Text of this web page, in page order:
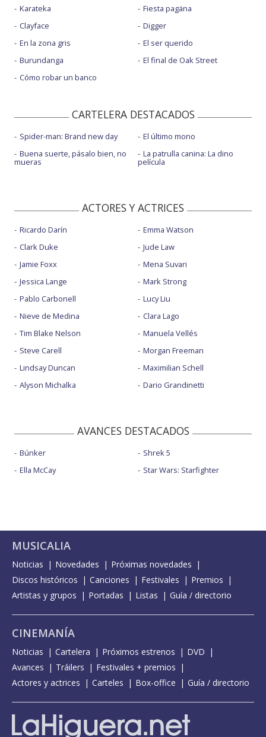
Karateka
Clayface
En la zona gris
Burundanga
Cómo robar un banco
Fiesta pagäna
Digger
El ser querido
El final de Oak Street
CARTELERA DESTACADOS
Spider-man: Brand new day
Buena suerte, pásalo bien, no
mueras
El último mono
La patrulla canina: La dino
película
ACTORES Y ACTRICES
Ricardo Darín
Clark Duke
Jamie Foxx
Jessica Lange
Pablo Carbonell
Nieve de Medina
Tim Blake Nelson
Steve Carell
Lindsay Duncan
Alyson Michalka
Emma Watson
Jude Law
Mena Suvari
Mark Strong
Lucy Liu
Clara Lago
Manuela Vellés
Morgan Freeman
Maximilian Schell
Dario Grandinetti
AVANCES DESTACADOS
Búnker
Ella McCay
Shrek 5
Star Wars: Starfighter
MUSICALIA
Noticias Novedades
Próximas novedades
Discos históricos
Canciones Festivales
Premios
Artistas y grupos
Portadas Listas Guía / directorio
CINEMANÍA
Noticias Cartelera Próximos estrenos
DVD
Avances
Tráilers
Festivales + premios
Actores y actrices
Carteles Box-office Guía / directorio